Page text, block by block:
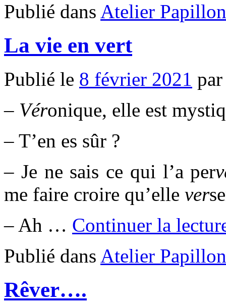
Publié dans Atelier Papillon
La vie en vert
Publié le 8 février 2021 par
– Véronique, elle est
– T’en es sûr ?
– Je ne sais ce qui l’a per
me faire croire qu’elle ver
– Ah … Continuer la
Publié dans Atelier Papillon
Rêver….